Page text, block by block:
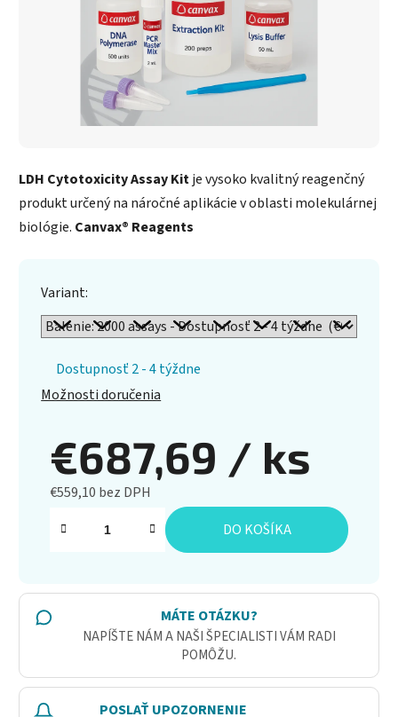
LDH Cytotoxicity Assay Kitje vysoko kvalitný reagenčný
produkt určený na náročné aplikácie v oblasti molekulárnej
biológie. Canvax® Reagents
Variant:
Dostupnosť 2 - 4 týždne
Možnosti doručenia
€687,69 / ks
€559,10 bez DPH
Jednotková cena:
DO KOŠÍKA
MÁTE OTÁZKU?
NAPÍŠTE NÁM A NAŠI ŠPECIALISTI VÁM RADI
POMÔŽU.
POSLAŤ UPOZORNENIE